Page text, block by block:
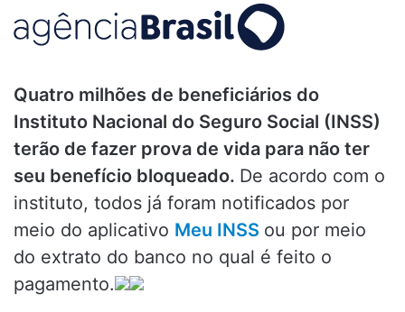
Quatro milhões de beneficiários do
Instituto Nacional do Seguro Social (INSS)
terão de fazer prova de vida para não ter
seu benefício bloqueado. De acordo com o
instituto, todos já foram notificados por
meio do aplicativo Meu INSS ou por meio
do extrato do banco no qual é feito o
pagamento.